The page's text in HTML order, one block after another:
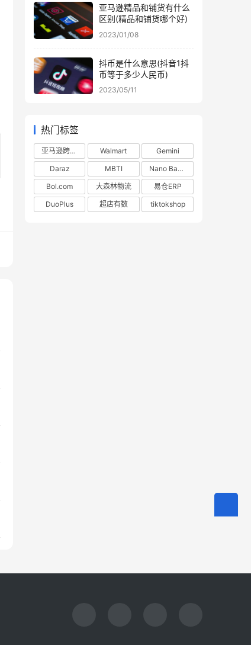
亚马逊精品和铺货有什么
区别(精品和铺货哪个好)
2023/01/08
抖币是什么意思(抖音1抖
币等于多少人民币)
2023/05/11
热门标签
亚马逊跨境电商 Walmart
Gemini
Daraz
MBTI
Nano Banana
Bol.com
大森林物流
易仓ERP
DuoPlus
超店有数 tiktokshop